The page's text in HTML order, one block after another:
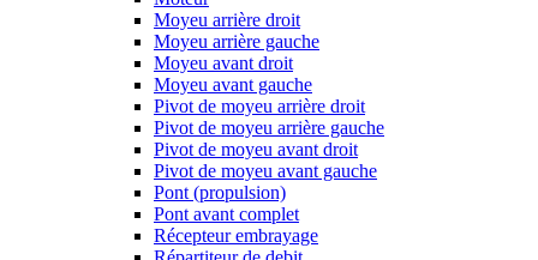
Moyeu arrière droit
Moyeu arrière gauche
Moyeu avant droit
Moyeu avant gauche
Pivot de moyeu arrière droit
Pivot de moyeu arrière gauche
Pivot de moyeu avant droit
Pivot de moyeu avant gauche
Pont (propulsion)
Pont avant complet
Récepteur embrayage